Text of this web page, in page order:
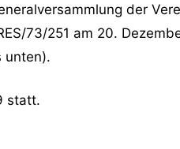
der
73/251 am 20.
unten).
statt.